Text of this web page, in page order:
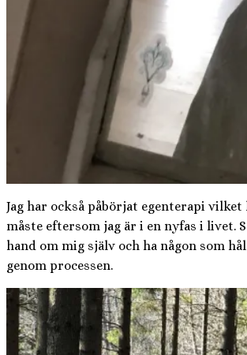
Jag har också påbörjat egenterapi vilket
måste eftersom jag är i en nyfas i livet.
hand om mig själv och ha någon som
genom processen.